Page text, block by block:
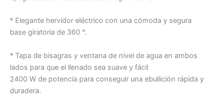
* Elegante hervidor eléctrico con una cómoda y segura
base giratoria de 360 °.
* Tapa de bisagras y ventana de nivel de agua en ambos
lados para que el llenado sea suave y fácil
2400 W de potencia para conseguir una ebullición rápida y
duradera.